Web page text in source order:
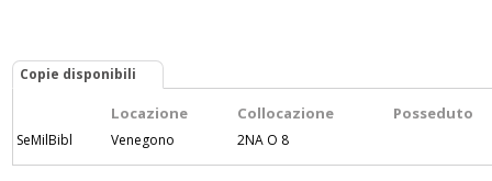
Copie disponibili
Locazione Collocazione Posseduto
SeMilBibl Venegono 2NA O 8